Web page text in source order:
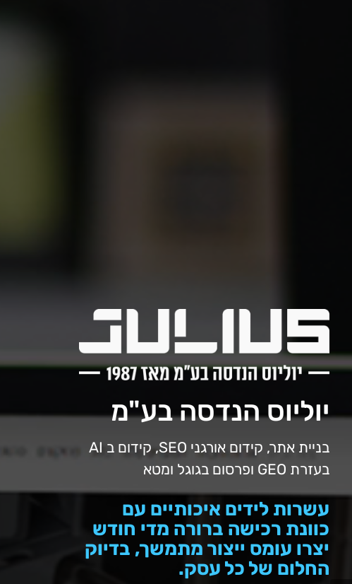
יוליוס הנדסה בע"מ
בניית אתר, קידום אורגני SEO, קידום ב AI
בעזרת GEO ופרסום בגוגל ומטא
עשרות לידים איכותיים עם
כוונת רכישה ברורה מדי חודש
יצרו עומס ייצור מתמשך, בדיוק
החלום של כל עסק.